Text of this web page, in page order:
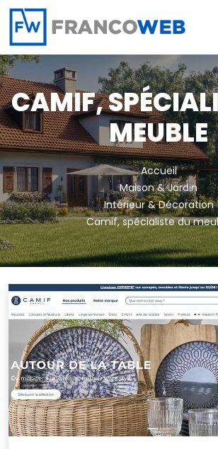
Panneau de gestion des cookies
CAMIF,
MEUBLE
Accueil
Maison & Jardin
Intérieur & Décoration
Camif, spécialiste du